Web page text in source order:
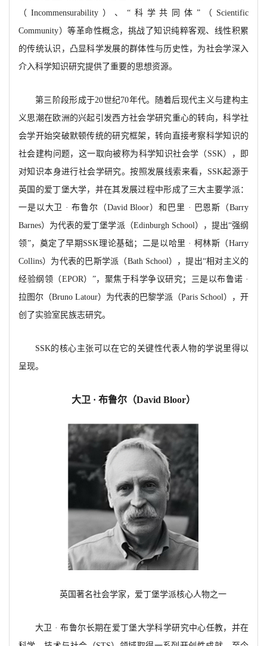
（Incommensurability）、“科学共同体”（Scientific
Community）等革命性概念，挑战了知识纯粹客观、线性积累
的传统认识，凸显科学发展的群体性与历史性，为社会学深入
介入科学知识研究提供了重要的思想资源。
第三阶段形成于20世纪70年代。随着后现代主义与建构主
义思潮在欧洲的兴起引发西方社会学研究重心的转向，科学社
会学开始突破默顿传统的研究框架，转向直接考察科学知识的
社会建构问题，这一取向被称为科学知识社会学（SSK），即
对知识本身进行社会学研究。按照发展线索来看，SSK起源于
英国的爱丁堡大学，并在其发展过程中形成了三大主要学派：
一是以大卫 · 布鲁尔（David Bloor）和巴里 · 巴恩斯（Barry
Barnes）为代表的爱丁堡学派（Edinburgh School），提出“强纲
领”，奠定了早期SSK理论基础； 二是以哈里 · 柯林斯（Harry
Collins）为代表的巴斯学派（Bath School），提出“相对主义的
经验纲领（EPOR）”，聚焦于科学争议研究；三是以布鲁诺 ·
拉图尔（Bruno Latour）为代表的巴黎学派（Paris School），开
创了实验室民族志研究。
SSK的核心主张可以在它的关键性代表人物的学说里得以
呈现。
大卫 · 布鲁尔（David Bloor）
英国著名社会学家，爱丁堡学派核心人物之一
大卫 · 布鲁尔长期在爱丁堡大学科学研究中心任教，并在